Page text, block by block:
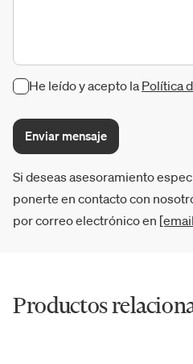
He leído y acepto la Política
Enviar mensaje
Si deseas asesoramiento
ponerte en contacto con
por correo electrónico en
Productos